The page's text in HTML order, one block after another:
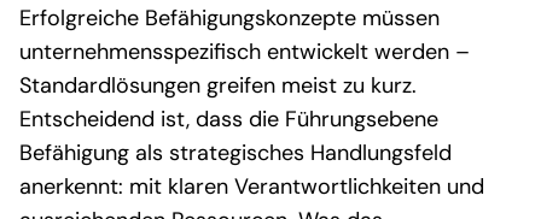
Erfolgreiche Befähigungskonzepte müssen
unternehmensspezifisch entwickelt werden –
Standardlösungen greifen meist zu kurz.
Entscheidend ist, dass die Führungsebene
Befähigung als strategisches Handlungsfeld
anerkennt: mit klaren Verantwortlichkeiten und